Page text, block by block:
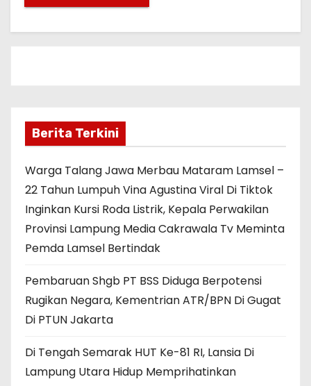
Berita Terkini
Warga Talang Jawa Merbau Mataram Lamsel –
22 Tahun Lumpuh Vina Agustina Viral Di Tiktok
Inginkan Kursi Roda Listrik, Kepala Perwakilan
Provinsi Lampung Media Cakrawala Tv Meminta
Pemda Lamsel Bertindak
Pembaruan Shgb PT BSS Diduga Berpotensi
Rugikan Negara, Kementrian ATR/BPN Di Gugat
Di PTUN Jakarta
Di Tengah Semarak HUT Ke-81 RI, Lansia Di
Lampung Utara Hidup Memprihatinkan